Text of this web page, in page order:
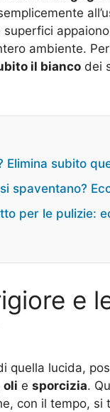
ambiente.
il bianco dei
Elimina subito
spaventano?
per le pulizie:
e
quella lucida,
oli e sporcizia.
con il tempo, si